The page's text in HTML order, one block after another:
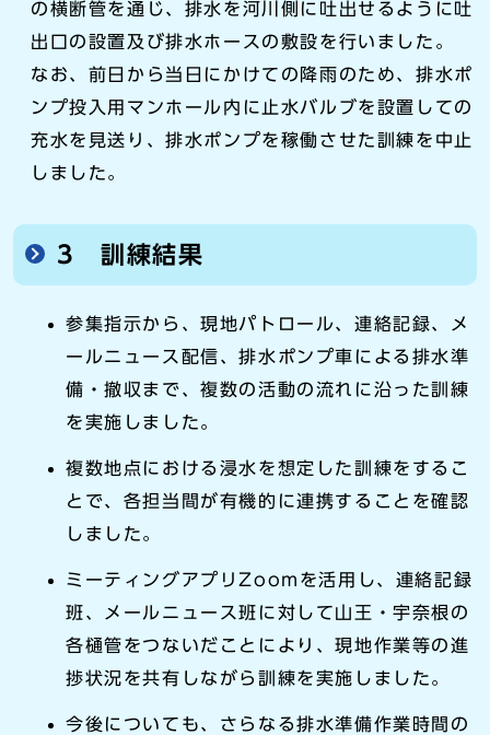
の横断管を通じ、排水を河川側に吐出せるように吐
出口の設置及び排水ホースの敷設を行いました。
なお、前日から当日にかけての降雨のため、排水ポ
ンプ投入用マンホール内に止水バルブを設置しての
充水を見送り、排水ポンプを稼働させた訓練を中止
しました。
3 訓練結果
参集指示から、現地パトロール、連絡記録、メ
ールニュース配信、排水ポンプ車による排水準
備・撤収まで、複数の活動の流れに沿った訓練
を実施しました。
複数地点における浸水を想定した訓練をするこ
とで、各担当間が有機的に連携することを確認
しました。
ミーティングアプリZoomを活用し、連絡記録
班、メールニュース班に対して山王・宇奈根の
各樋管をつないだことにより、現地作業等の進
捗状況を共有しながら訓練を実施しました。
今後についても、さらなる排水準備作業時間の